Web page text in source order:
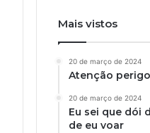
Mais vistos
20 de março de 2024
Atenção
20 de março de 2024
Eu sei que dói
de eu voar